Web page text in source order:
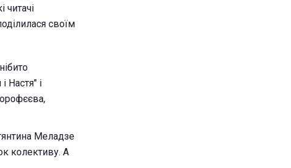
читачі
своїм
Настя" і
Меладзе
колективу. А